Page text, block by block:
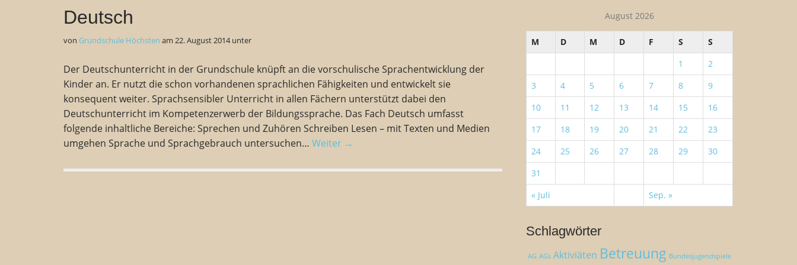
Deutsch
von Grundschule Höchsten am 22. August 2014unter
Der Deutschunterricht in der Grundschule knüpft an die vorschulische Sprachentwicklung der
Kinder an. Er nutzt die schon vorhandenen sprachlichen Fähigkeiten und entwickelt sie
konsequent weiter. Sprachsensibler Unterricht in allen Fächern unterstützt dabei den
Deutschunterricht im Kompetenzerwerb der Bildungssprache. Das Fach Deutsch umfasst
folgende inhaltliche Bereiche: Sprechen und Zuhören Schreiben Lesen – mit Texten und Medien
umgehen Sprache und Sprachgebrauch untersuchen… Weiter →
a
h
August 2026
M D M D F S
S
1
2
3
4 5 6 7 8
9
10
11 12 13 14 15
16
17
18 19 20 21 22
23
24
25 26 27 28 29
30
31
« Juli
Sep. »
Schlagwörter
AG AGs Aktiviäten Betreuung Bundesjugendspiele